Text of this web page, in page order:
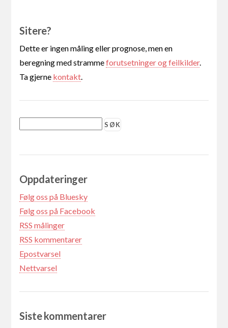
Sitere?
Dette er ingen måling eller prognose, men en
beregning med strammeforutsetninger og feilkilder.
Ta gjerne kontakt.
Oppdateringer
Følg oss på Bluesky
Følg oss på Facebook
RSS målinger
RSS kommentarer
Epostvarsel
Nettvarsel
Siste kommentarer